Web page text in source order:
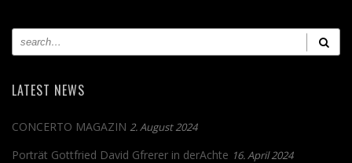
LATEST NEWS
CONCERTO MAGAZIN 2. August 2024
Porträt Gottfried David Gfrerer in derAchte 16. April 2024